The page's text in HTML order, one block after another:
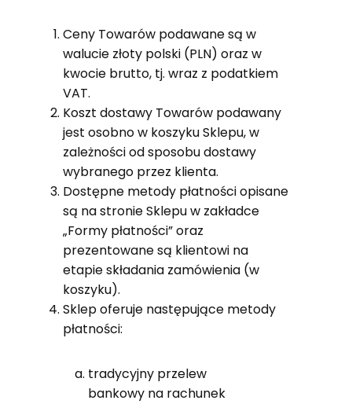
Ceny Towarów podawane są w
walucie złoty polski (PLN) oraz w
kwocie brutto, tj. wraz z podatkiem
VAT.
Koszt dostawy Towarów podawany
jest osobno w koszyku Sklepu, w
zależności od sposobu dostawy
wybranego przez klienta.
Dostępne metody płatności opisane
są na stronie Sklepu w zakładce
„Formy płatności” oraz
prezentowane są klientowi na
etapie składania zamówienia (w
koszyku).
Sklep oferuje następujące metody
płatności:
tradycyjny przelew
bankowy na rachunek